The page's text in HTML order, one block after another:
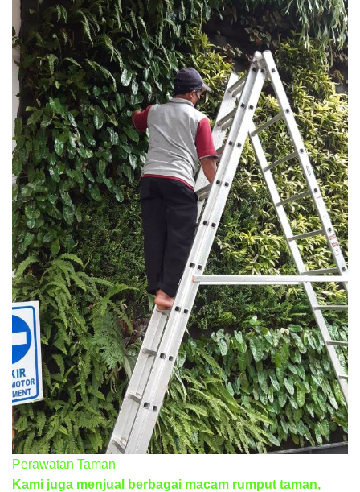
Perawatan Taman
Kami juga menjual berbagai macam rumput taman,